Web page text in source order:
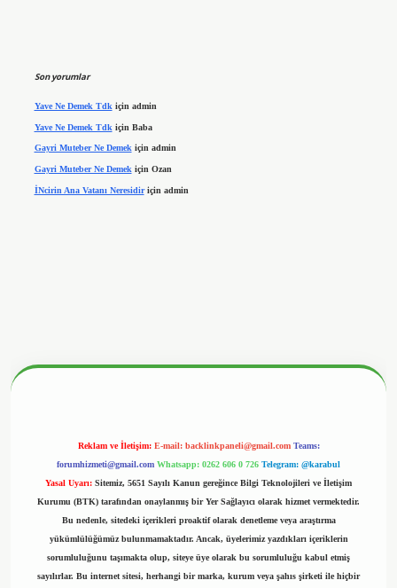
Son yorumlar
Yave Ne Demek Tdk için admin
Yave Ne Demek Tdk için Baba
Gayri Muteber Ne Demekiçin admin
Gayri Muteber Ne Demek için Ozan
İNcirin Ana Vatanı Neresidiriçin admin
Reklam ve İletişim: E-mail: backlinkpaneli@gmail.com Teams:
forumhizmeti@gmail.com Whatsapp: 0262 606 0 726 Telegram: @karabul
Yasal Uyarı: Sitemiz, 5651 Sayılı Kanun gereğince Bilgi Teknolojileri ve İletişim
Kurumu (BTK) tarafından onaylanmış bir Yer Sağlayıcı olarak hizmet vermektedir.
Bu nedenle, sitedeki içerikleri proaktif olarak denetleme veya araştırma
yükümlülüğümüz bulunmamaktadır. Ancak, üyelerimiz yazdıkları içeriklerin
sorumluluğunu taşımakta olup, siteye üye olarak bu sorumluluğu kabul etmiş
sayılırlar. Bu internet sitesi, herhangi bir marka, kurum veya şahıs şirketi ile hiçbir